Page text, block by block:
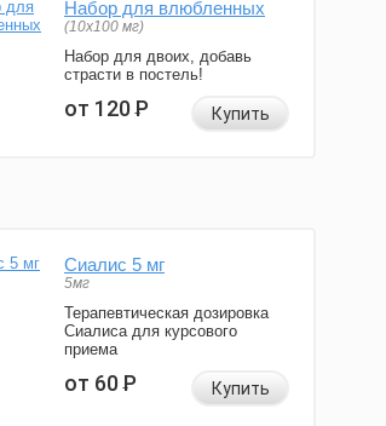
Набор для влюбленных
(10х100 мг)
Набор для двоих, добавь
страсти в постель!
от 120Р Купить
Сиалис 5 мг
5мг
Терапевтическая дозировка
Сиалиса для курсового
приема
от 60Р Купить